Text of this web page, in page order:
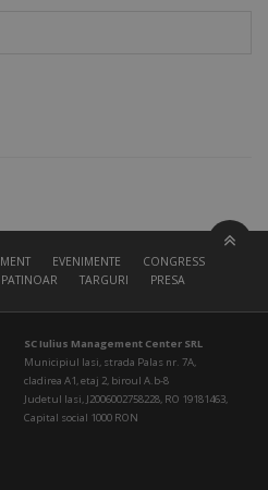
EVENIMENTE
CONGRESS HALL
PATINOAR TARGURI PRESA
SC Iulius Management Center SRL
Municipiul Iasi, strada Palas nr. 7A,
cladirea A1, etaj 2, biroul A.b-8
Judetul Iasi, J2006002758228, RO 19181463,
Capital social 1000 RON